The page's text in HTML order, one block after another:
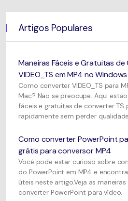
Artigos Populares
Maneiras Fáceis e Gratuitas
VIDEO_TS em MP4 no
Como converter VIDEO_TS para
Mac? Não se preocupe. Aqui
fáceis e gratuitas de converter TS
rapidamente sem perder
Como converter PowerPoint
grátis para conversor MP4
Você pode estar curioso sobre
do PowerPoint em MP4 e
úteis neste artigo.Veja as
converter PowerPoint para vídeo.